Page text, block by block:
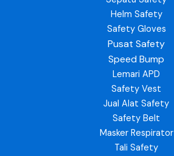
Helm Safety
Safety Gloves
Pusat Safety
Speed Bump
Lemari APD
Safety Vest
Jual Alat Safety
Safety Belt
Masker Respirator
Tali Safety